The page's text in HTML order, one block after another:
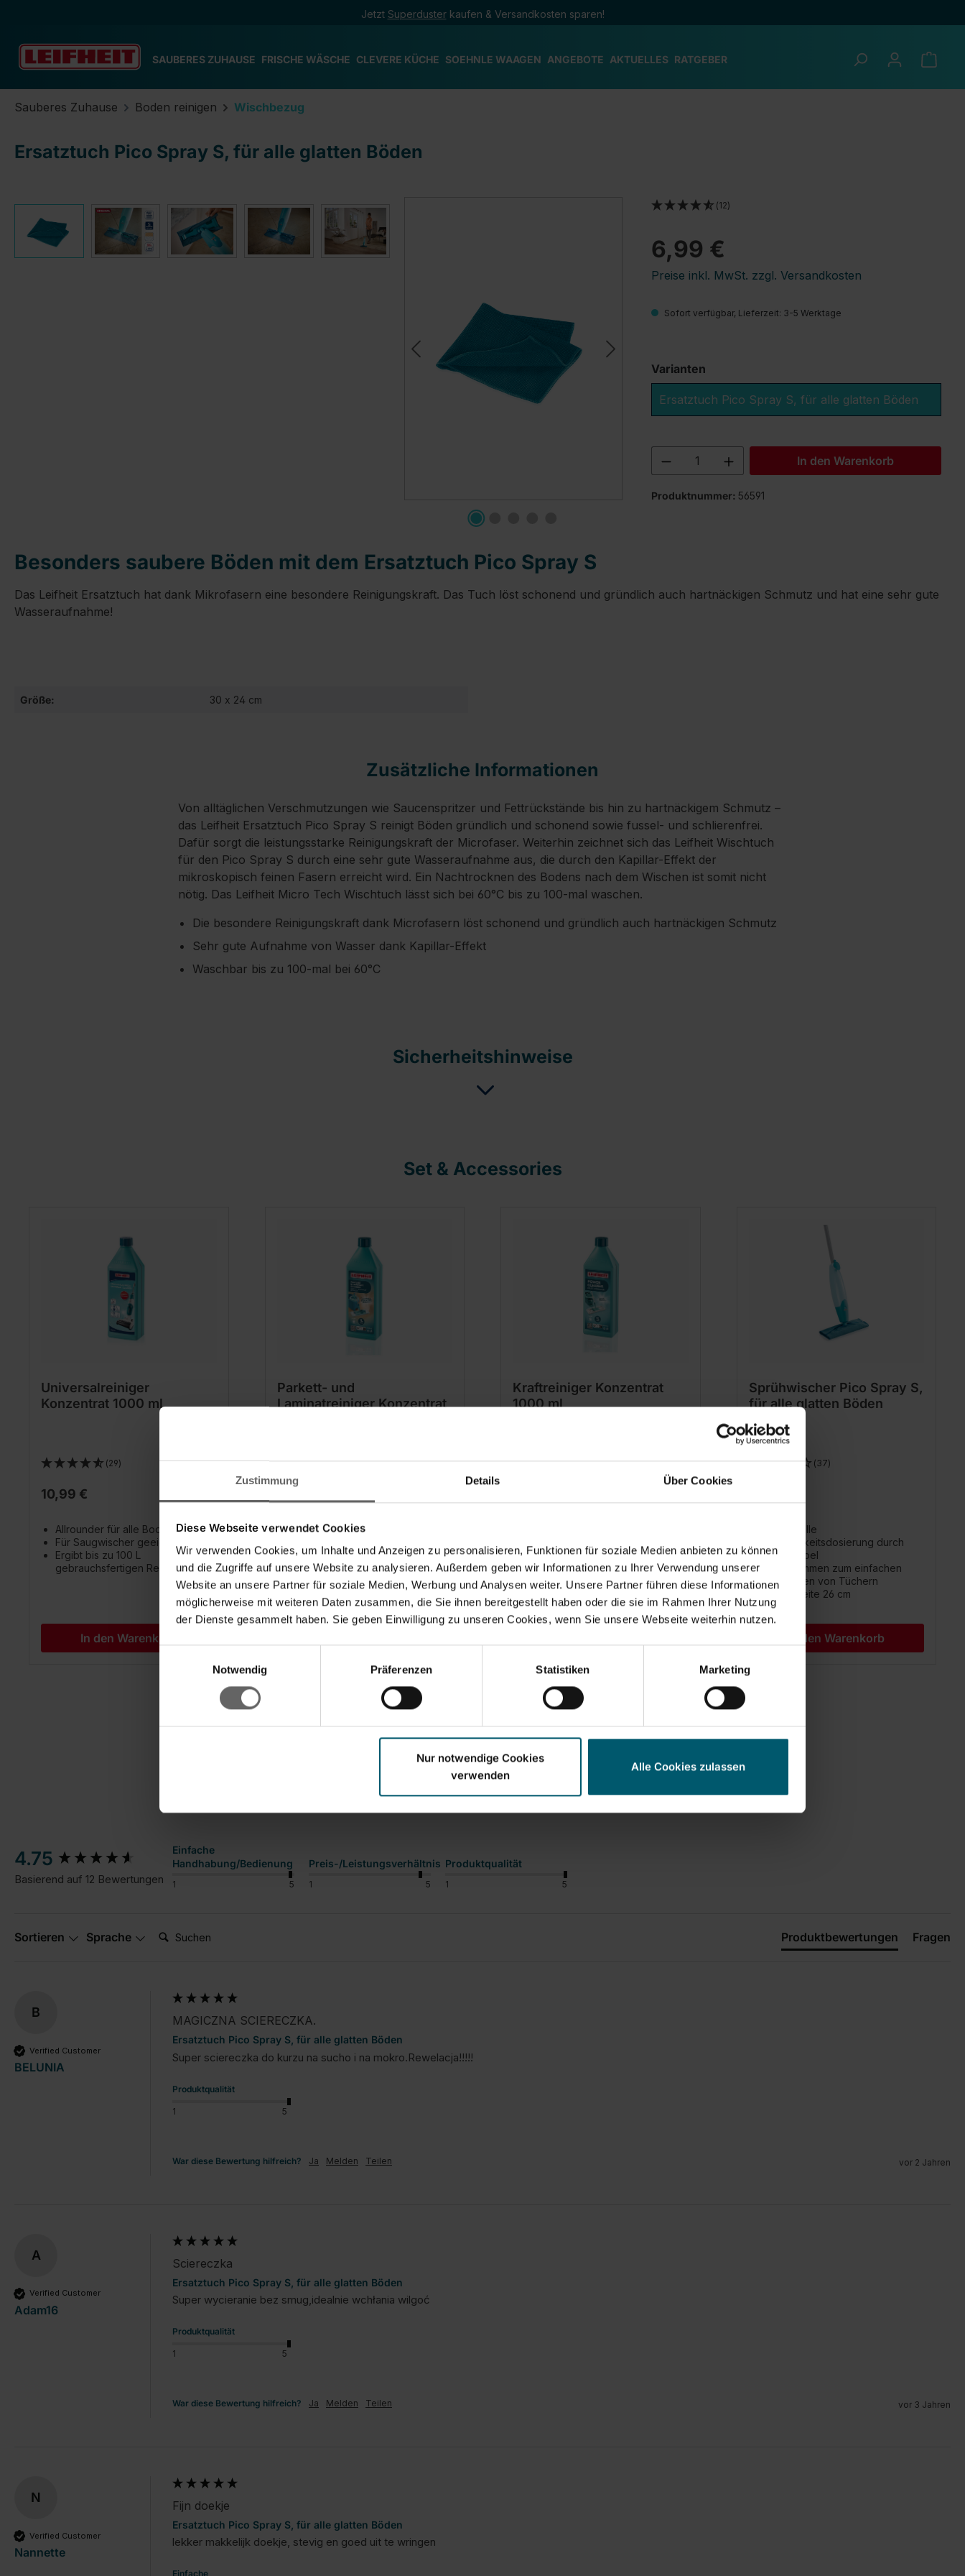
Zustimmung Details Über Cookies
Diese Webseite verwendet Cookies
Wir verwenden Cookies, um Inhalte und Anzeigen zu personalisieren, Funktionen für soziale Medien anbieten zu können
und die Zugriffe auf unsere Website zu analysieren. Außerdem geben wir Informationen zu Ihrer Verwendung unserer
Website an unsere Partner für soziale Medien, Werbung und Analysen weiter. Unsere Partner führen diese Informationen
möglicherweise mit weiteren Daten zusammen, die Sie ihnen bereitgestellt haben oder die sie im Rahmen Ihrer Nutzung
der Dienste gesammelt haben. Sie geben Einwilligung zu unseren Cookies, wenn Sie unsere Webseite weiterhin nutzen.
Einwilligungsauswahl
Notwendig
Präferenzen Statistiken Marketing
Nur notwendige Cookies
verwenden
Alle Cookies zulassen
Jetzt Superdusterkaufen & Versandkosten sparen!
SAUBERES ZUHAUSE FRISCHE WÄSCHE CLEVERE KÜCHE SOEHNLE WAAGEN ANGEBOTE AKTUELLES RATGEBER
Sauberes Zuhause Boden reinigen Wischbezug
Ersatztuch Pico Spray S, für alle glatten Böden
6,99 €
Preise inkl. MwSt. zzgl. Versandkosten
(12)
Sofort verfügbar, Lieferzeit: 3-5 Werktage
Varianten
Ersatztuch Pico Spray S, für alle glatten Böden
Produkt Anzahl: Gib den
In den Warenkorb
Produktnummer: 56591
Besonders saubere Böden mit dem Ersatztuch Pico Spray S
Das Leifheit Ersatztuch hat dank Mikrofasern eine besondere Reinigungskraft. Das Tuch löst schonend und gründlich auch hartnäckigen Schmutz und hat eine sehr gute
Wasseraufnahme!
Größe: 30 x 24 cm
Zusätzliche Informationen
Von alltäglichen Verschmutzungen wie Saucenspritzer und Fettrückstände bis hin zu hartnäckigem Schmutz –
das Leifheit Ersatztuch Pico Spray S reinigt Böden gründlich und schonend sowie fussel- und schlierenfrei.
Dafür sorgt die leistungsstarke Reinigungskraft der Microfaser. Weiterhin zeichnet sich das Leifheit Wischtuch
für den Pico Spray S durch eine sehr gute Wasseraufnahme aus, die durch den Kapillar-Effekt der
mikroskopisch feinen Fasern erreicht wird. Ein Nachtrocknen des Bodens nach dem Wischen ist somit nicht
nötig. Das Leifheit Micro Tech Wischtuch lässt sich bei 60°C bis zu 100-mal waschen.
Die besondere Reinigungskraft dank Microfasern löst schonend und gründlich auch hartnäckigen Schmutz
Sehr gute Aufnahme von Wasser dank Kapillar-Effekt
Waschbar bis zu 100-mal bei 60°C
Sicherheitshinweise
Set & Accessories
Universalreiniger
Konzentrat 1000 ml
(29)
10,99 €
Allrounder für alle Bodenarten
Für Saugwischer geeignet
Ergibt bis zu 100 L
gebrauchsfertigen Reiniger*
In den Warenkorb
Parkett- und
Laminatreiniger Konzentrat
(11)
Schont Parkett- und Laminat,
Schlierenfreies Wischen
Ergibt bis zu 120 L
gebrauchsfertigen Reiniger*
Kraftreiniger Konzentrat
1000 ml
(20)
Spezielle Power-Mixtur
Ergibt bis zu 120 L
gebrauchsfertigen Reiniger*
Sprühwischer Pico Spray S,
für alle glatten Böden
(37)
Individuelle
Feuchtigkeitsdosierung durch
Sprühhebel
Tuchklemmen zum einfachen
befestigen von Tüchern
Wischbreite 26 cm
In den Warenkorb
4.75
Basierend auf 12 Bewertungen
Einfache
Handhabung/Bedienung
1 5
Preis-/Leistungsverhältnis
1 5
Produktqualität
1 5
Sortieren Sprache Suchen: Produktbewertungen Fragen
B
Verified Customer
BELUNIA
MAGICZNA SCIERECZKA.
Ersatztuch Pico Spray S, für alle glatten Böden
Super sciereczka do kurzu na sucho i na mokro.Rewelacja!!!!!
Produktqualität
1 5
War diese Bewertung hilfreich? Ja Melden Teilen vor 2 Jahren
A
Verified Customer
Adam16
Sciereczka
Ersatztuch Pico Spray S, für alle glatten Böden
Super wycieranie bez smug,idealnie wchłania wilgoć
Produktqualität
1 5
War diese Bewertung hilfreich? Ja Melden Teilen vor 3 Jahren
N
Verified Customer
Nannette
Fijn doekje
Ersatztuch Pico Spray S, für alle glatten Böden
lekker makkelijk doekje, stevig en goed uit te wringen
Einfache
New content loaded